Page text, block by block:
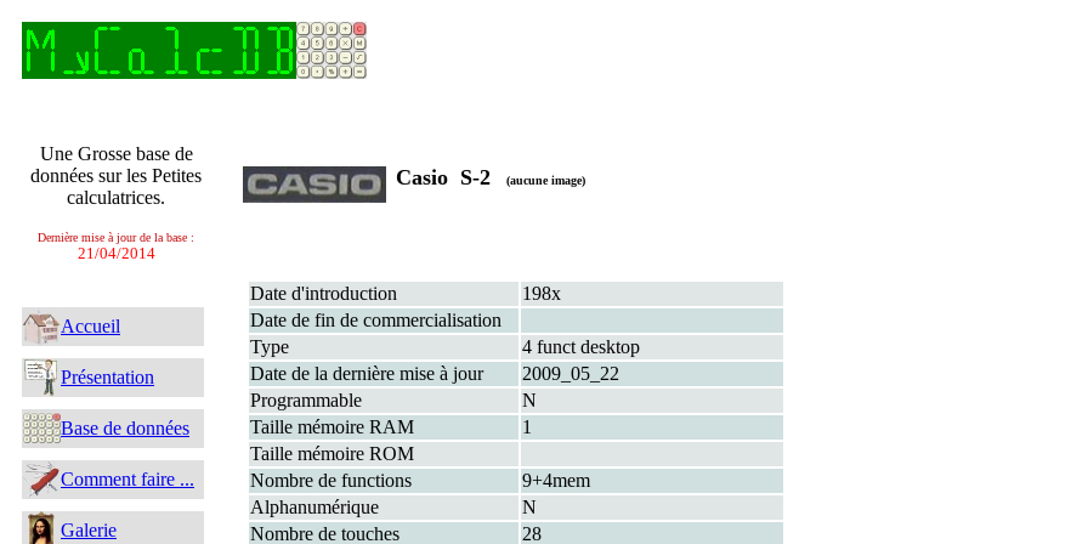
Une Grosse base de
données sur les Petites
calculatrices.
Dernière mise à jour de la base :
21/04/2014
Accueil
Présentation
Base de données
Comment faire ...
Galerie
Casio S-2 (aucune image)
Date d'introduction
198x
Date de fin de commercialisation
Type
4 funct desktop
Date de la dernière mise à jour
2009_05_22
Programmable
N
Taille mémoire RAM
1
Taille mémoire ROM
Nombre de functions
9+4mem
Alphanumérique
N
Nombre de touches
28